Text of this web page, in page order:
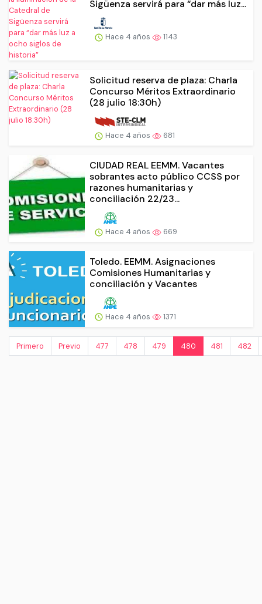
Sigüenza servirá para “dar más luz...
Hace 4 años 1143
Solicitud reserva de plaza: Charla
Concurso Méritos Extraordinario
(28 julio 18:30h)
Hace 4 años 681
CIUDAD REAL EEMM. Vacantes
sobrantes acto público CCSS por
razones humanitarias y
conciliación 22/23...
Hace 4 años 669
Toledo. EEMM. Asignaciones
Comisiones Humanitarias y
conciliación y Vacantes
Hace 4 años 1371
Primero Previo 477 478 479 480 481 482